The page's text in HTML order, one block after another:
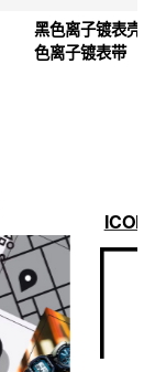
黑色离子镀表壳,
色离子镀表带